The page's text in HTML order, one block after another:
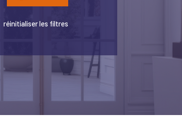
réinitialiser les filtres